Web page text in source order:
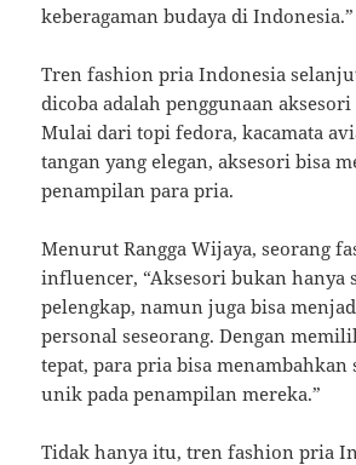
keberagaman budaya di Indonesia.”
Tren fashion pria Indonesia
dicoba adalah penggunaan
Mulai dari topi fedora, kacamata
tangan yang elegan, aksesori bisa
penampilan para pria.
Menurut Rangga Wijaya, seorang
influencer, “Aksesori bukan hanya
pelengkap, namun juga bisa
personal seseorang. Dengan
tepat, para pria bisa menambahkan
unik pada penampilan mereka.”
Tidak hanya itu, tren fashion pria